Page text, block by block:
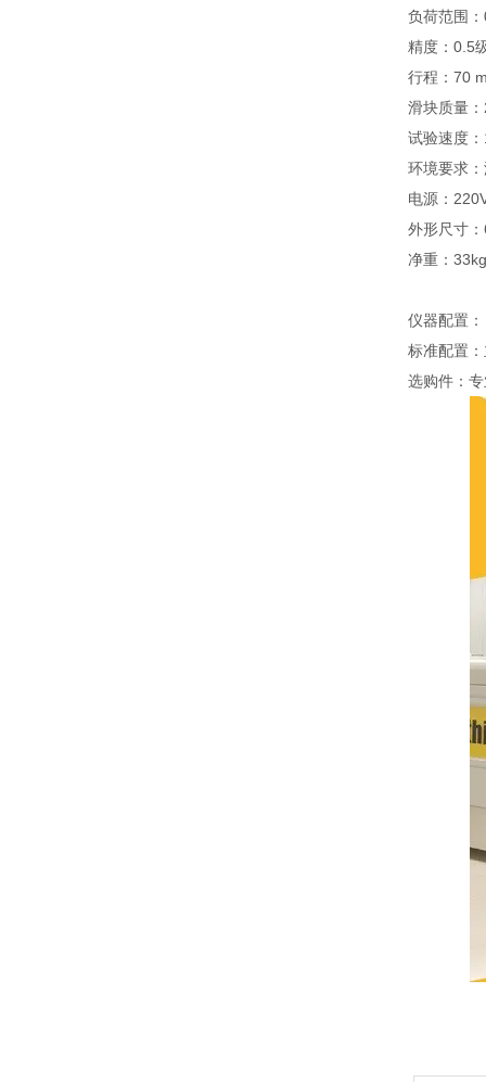
负荷范围
精度：0.5
行程：70
滑块质量
试验速度
环境要求
电源：
外形尺寸
净重：33kg
仪器配置：
标准配置
选购件：